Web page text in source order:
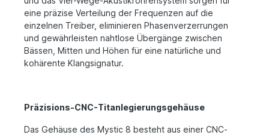
eine präzise Verteilung der Frequenzen auf die
einzelnen Treiber, eliminieren Phasenverzerrungen
und gewährleisten nahtlose Übergänge zwischen
Bässen, Mitten und Höhen für eine natürliche und
kohärente Klangsignatur.
Präzisions-CNC-Titanlegierungsgehäuse
Das Gehäuse des Mystic 8 besteht aus einer CNC-